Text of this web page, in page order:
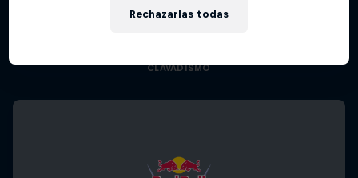
444 Days
CLAVADISMO
Rechazarlas todas